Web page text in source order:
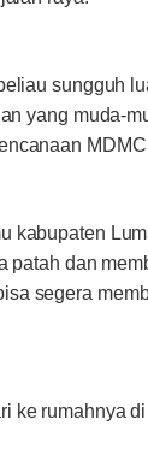
sungguh
yang muda-
kabupaten
patah dan
segera
ke rumahnya